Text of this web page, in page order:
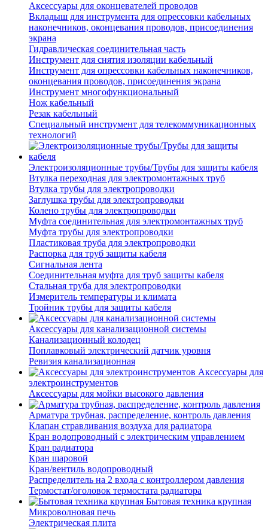
Аксессуары для оконцевателей проводов
Вкладыш для инструмента для опрессовки кабельных
наконечников, оконцевания проводов, присоединения
экрана
Гидравлическая соединительная часть
Инструмент для снятия изоляции кабельный
Инструмент для опрессовки кабельных наконечников,
оконцевания проводов, присоединения экрана
Инструмент многофункциональный
Нож кабельный
Резак кабельный
Специальный инструмент для телекоммуникационных
технологий
Электроизоляционные трубы/Трубы для защиты кабеля
Втулка переходная для электромонтажных труб
Втулка трубы для электропроводки
Заглушка трубы для электропроводки
Колено трубы для электропроводки
Муфта соединительная для электромонтажных труб
Муфта трубы для электропроводки
Пластиковая труба для электропроводки
Распорка для труб защиты кабеля
Сигнальная лента
Соединительная муфта для труб защиты кабеля
Стальная труба для электропроводки
Измеритель температуры и климата
Тройник трубы для защиты кабеля
Аксессуары для канализационной системы
Канализационный колодец
Поплавковый электрический датчик уровня
Ревизия канализационная
Аксессуары для
электроинструментов
Аксессуары для мойки высокого давления
Арматура трубная, распределение, контроль давления
Клапан стравливания воздуха для радиатора
Кран водопроводный с электрическим управлением
Кран радиатора
Кран шаровой
Кран/вентиль водопроводный
Распределитель на 2 входа с контроллером давления
Термостат/оголовок термостата радиатора
Бытовая техника крупная
Микроволновая печь
Электрическая плита